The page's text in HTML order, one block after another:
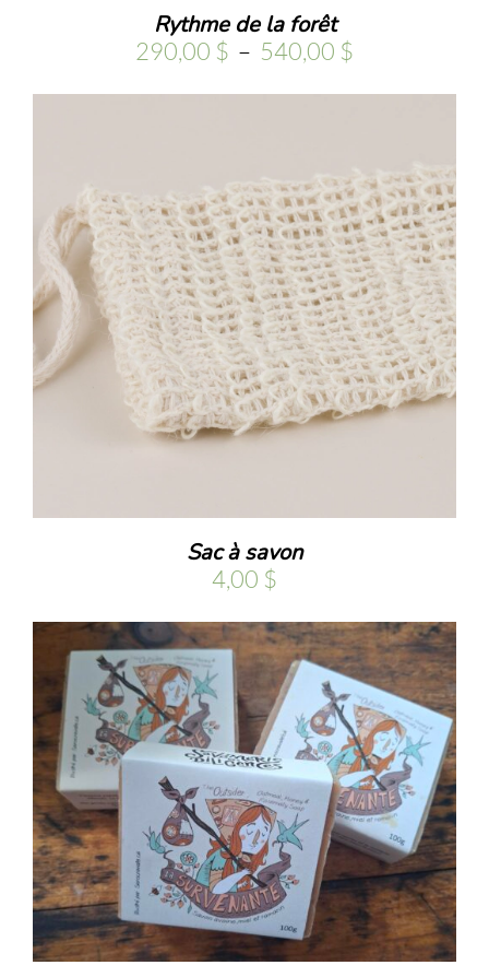
Rythme de la forêt
290,00 $ – 540,00 $
prix :
540,00 $
Sac à savon
4,00 $